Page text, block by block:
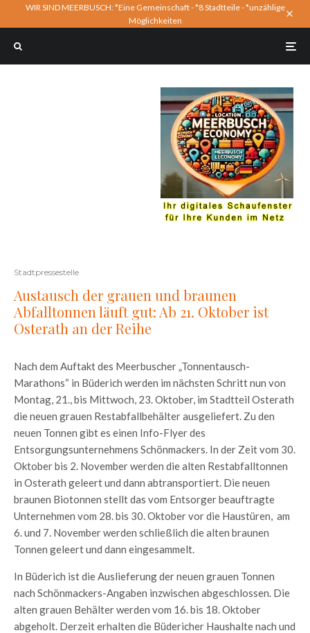
WIR SIND MEERBUSCH: *Eine Gemeinschaft - *8 Stadtteile - *unzählige
Möglichkeiten
Stadtpressestelle
Austausch der grauen und braunen
Abfalltonnen läuft gut: Ab 21. Oktober ist
Osterath an der Reihe
Nach dem Auftakt des Meerbuscher „Tonnentausch-
Marathons“ in Büderich werden im nächsten Schritt nun von
Montag, 21., bis Mittwoch, 23. Oktober, im Stadtteil Osterath
die neuen grauen Restabfallbehälter ausgeliefert. Zu den
neuen Tonnen gibt es einen Info-Flyer des
Entsorgungsunternehmens Schönmackers. In der Zeit vom 30.
Oktober bis 2. November werden die alten Restabfalltonnen
in Osterath geleert und dann abtransportiert. Die neuen
braunen Biotonnen stellt das vom Entsorger beauftragte
Unternehmen vom 28. bis 30. Oktober vor die Haustüren, am
6. und 7. November werden schließlich die alten braunen
Tonnen geleert und dann eingesammelt.
In Büderich ist die Auslieferung der neuen grauen Tonnen
nach Schönmackers-Angaben inzwischen abgeschlossen. Die
alten grauen Behälter werden vom 16. bis 18. Oktober
abgeholt. Derzeit erhalten die Büdericher Haushalte nach und